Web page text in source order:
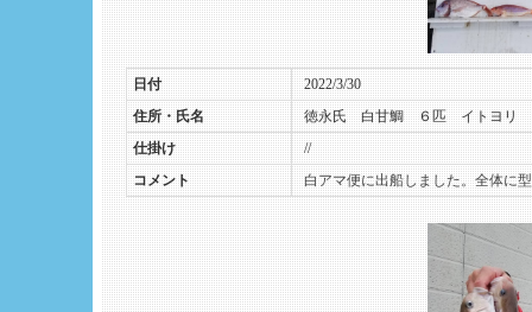
日付
2022/3/30
住所・氏名
徳永氏 白甘鯛 ６匹 イトヨリ
仕掛け
//
コメント
白アマ便に出船しました。全体に